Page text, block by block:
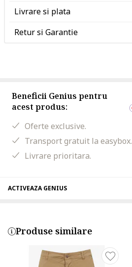
Livrare si plata
Retur si Garantie
Beneficii Genius pentru
acest produs:
Oferte exclusive.
Transport gratuit la easybox.
Livrare prioritara.
ACTIVEAZA GENIUS
Produse similare